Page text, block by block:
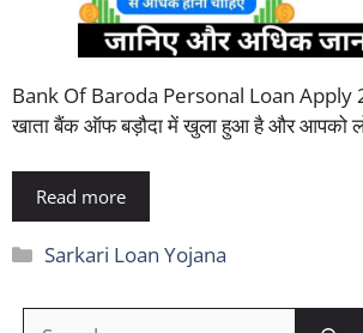
Bank Of Baroda Personal Loan Apply
खाता बैंक ऑफ बड़ौदा में खुला हुआ है और आपको
Read more
Categories
Sarkari Loan Yojana